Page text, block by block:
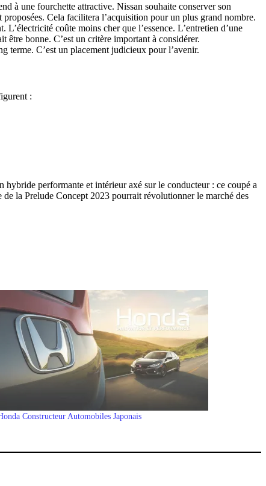
à une fourchette attractive. Nissan souhaite conserver son
Cela facilitera l’acquisition pour un plus grand nombre.
coûte moins cher que l’essence. L’entretien d’une
bonne. C’est un critère important à considérer.
terme. C’est un placement judicieux pour l’avenir.
:
performante et intérieur axé sur le conducteur : ce coupé a
la Prelude Concept 2023 pourrait révolutionner le marché des
Constructeur Automobiles Japonais